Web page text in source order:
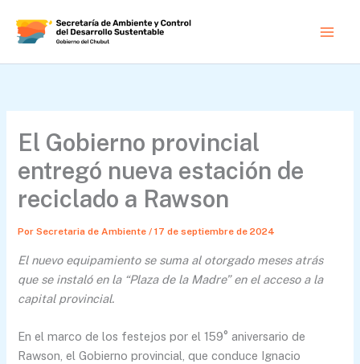
contenido
El Gobierno provincial
entregó nueva estación de
reciclado a Rawson
PorSecretaria de Ambiente/17 de septiembre de 2024
El nuevo equipamiento se suma al otorgado meses atrás
que se instaló en la “Plaza de la Madre” en el acceso a la
capital provincial.
En el marco de los festejos por el 159° aniversario de
Rawson, el Gobierno provincial, que conduce Ignacio